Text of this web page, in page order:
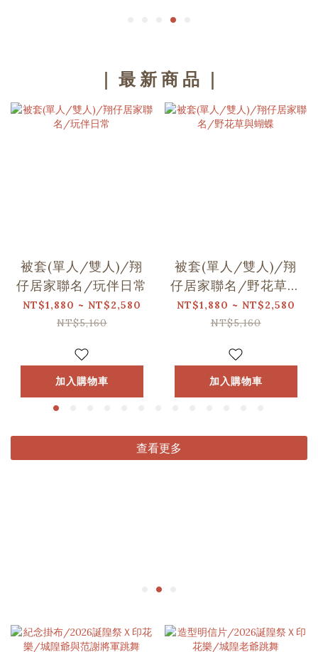
｜ 最 新 商 品 ｜
被套(單人/雙人)/翔
仔居家聯名/玩伴日常
NT$1,880 ~ NT$2,580
NT$5,160
加入購物車
被套(單人/雙人)/翔
仔居家聯名/野花草與
蝴蝶
NT$1,880 ~ NT$2,580
NT$5,160
加入購物車
查看更多